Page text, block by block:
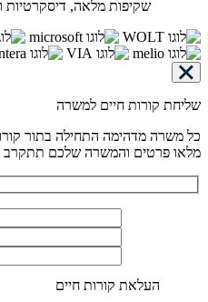
שקיפות מלאה, דיסקרטיות
שליחת קורות חיים למשרה
כל משרה מדהימה התחילה בתור
מלאו פרטים והמשרה שלכם תתקרב
העלאת קורות חיים